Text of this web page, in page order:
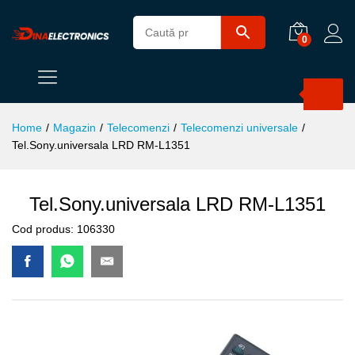
0
Home / Magazin / Telecomenzi / Telecomenzi universale /
Tel.Sony.universala LRD RM-L1351
Tel.Sony.universala LRD RM-L1351
Cod produs: 106330